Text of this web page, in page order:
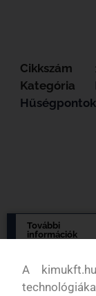
Cikkszám
Kategória
Hűségpontok
További
információk
További
A